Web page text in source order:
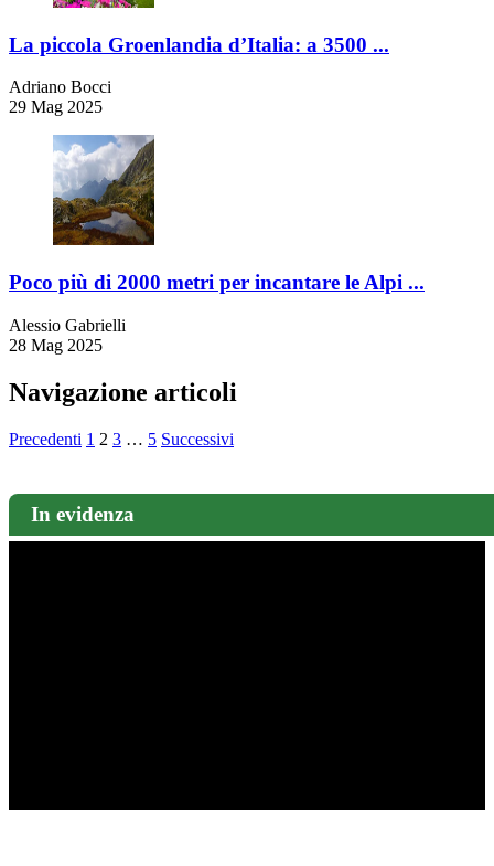
La piccola Groenlandia d’Italia: a 3500 ...
Adriano Bocci
29 Mag 2025
Poco più di 2000 metri per incantare le Alpi ...
Alessio Gabrielli
28 Mag 2025
Navigazione articoli
Precedenti 1 2 3 … 5 Successivi
In evidenza